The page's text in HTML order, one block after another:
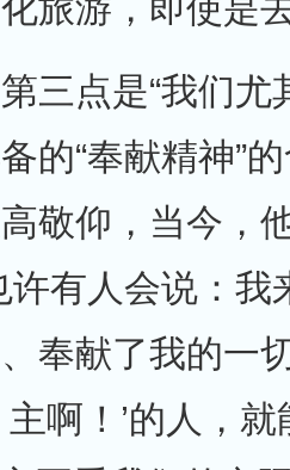
三点是“我们
的“奉献精神”
敬仰，当今，
许有人会说：
奉献了我的一
主啊！’的人，